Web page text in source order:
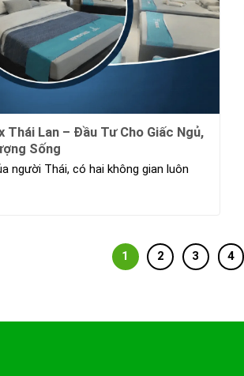
Thái Lan – Đầu Tư Cho Giấc Ngủ,
Sống
người Thái, có hai không gian luôn
1 2 3 4